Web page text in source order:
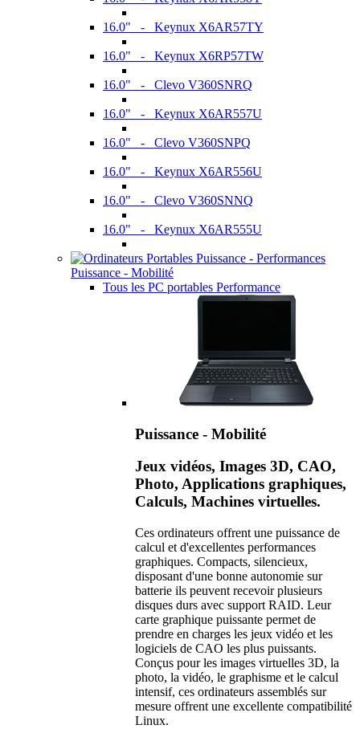
16.0" - Keynux X6AR57TY
16.0" - Keynux X6RP57TW
16.0" - Clevo V360SNRQ
16.0" - Keynux X6AR557U
16.0" - Clevo V360SNPQ
16.0" - Keynux X6AR556U
16.0" - Clevo V360SNNQ
16.0" - Keynux X6AR555U
Puissance - Mobilité
Tous les PC portables Performance
Puissance - Mobilité
Jeux vidéos, Images 3D, CAO,
Photo, Applications graphiques,
Calculs, Machines virtuelles.
Ces ordinateurs offrent une puissance de
calcul et d'excellentes performances
graphiques. Compacts, silencieux,
disposant d'une bonne autonomie sur
batterie ils peuvent recevoir plusieurs
disques durs avec support RAID. Leur
carte graphique puissante permet de
prendre en charges les jeux vidéo et les
logiciels de CAO les plus puissants.
Conçus pour les images virtuelles 3D, la
photo, la vidéo, le graphisme et le calcul
intensif, ces ordinateurs assemblés sur
mesure offrent une excellente compatibilité
Linux.